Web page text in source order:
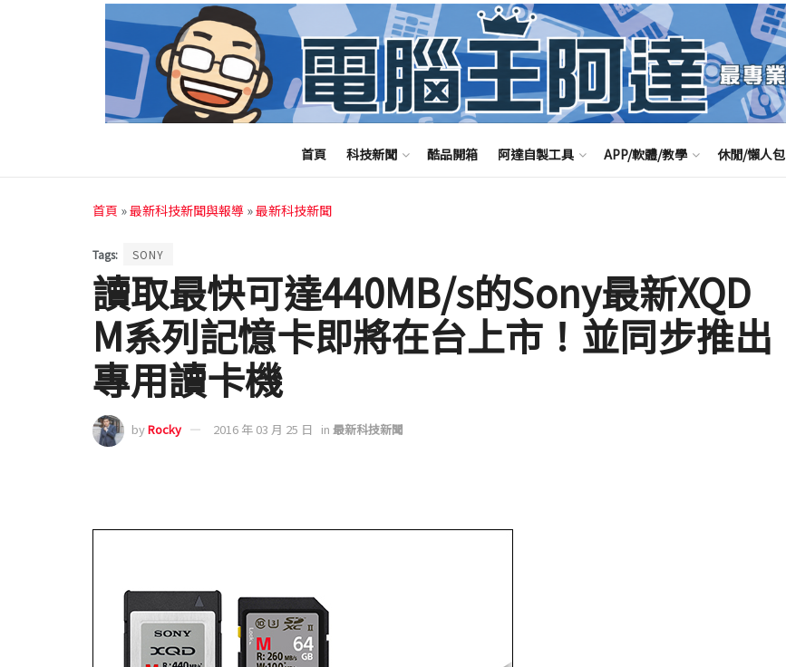
首頁 科技新聞 酷品開箱 阿達自製工具 APP/軟體/教學 休閒/懶人包
首頁 »最新科技新聞與報導 »最新科技新聞
Tags: SONY
讀取最快可達440MB/s的Sony最新XQD
M系列記憶卡即將在台上市！並同步推出
專用讀卡機
byRocky 2016 年 03 月 25 日 in 最新科技新聞